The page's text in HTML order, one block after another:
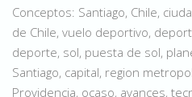
Conceptos: Santiago, Chile,
de Chile, vuelo deportivo,
deporte, sol, puesta de sol,
Santiago, capital, region
Providencia, ocaso, avances,